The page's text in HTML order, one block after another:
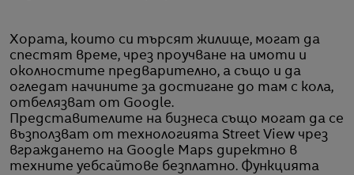
Хората, които си търсят жилище, могат да
спестят време, чрез проучване на имоти и
околностите предварително, а също и да
огледат начините за достигане до там с кола,
отбелязват от Google.
Представителите на бизнеса също могат да се
възползват от технологията Street View чрез
вграждането на Google Maps директно в
техните уебсайтове безплатно. Функцията